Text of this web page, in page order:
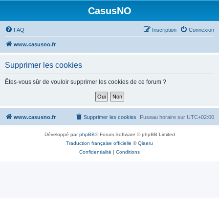
CasusNO
FAQ Connexion
Inscription
www.casusno.fr
Supprimer les cookies
Êtes-vous sûr de vouloir supprimer les cookies de ce forum ?
www.casusno.fr Fuseau horaire sur UTC+02:00
Supprimer les cookies
Développé parphpBB® Forum Software © phpBB Limited
Traduction française officielle ©Qiaeru
Confidentialité | Conditions